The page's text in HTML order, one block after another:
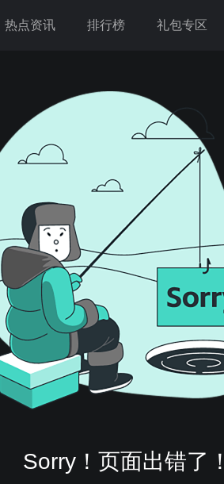
热点资讯 排行榜 礼包专区
Sorry！页面出错了！